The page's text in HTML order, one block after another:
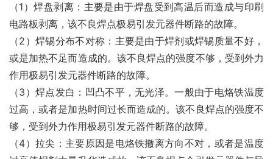
（1）焊盘剥离：主要是由于焊盘受到高温后而造成与印刷
电路板剥离，该不良焊点极易引发元器件断路的故障。
（2）焊锡分布不对称：主要是由于焊剂或焊锡质量不好，
或是加热不足而造成的。该不良焊点的强度不够，受到外力
作用极易引发元器件断路的故障。
（3）焊点发白：凹凸不平，无光泽。一般由于电烙铁温度
过高，或者是加热时间过长而造成的。该不良焊点的强度不
够，受到外力作用极易引发元器件断路的故障。
（4）拉尖：主要原因是电烙铁撤离方向不对，或者是温度